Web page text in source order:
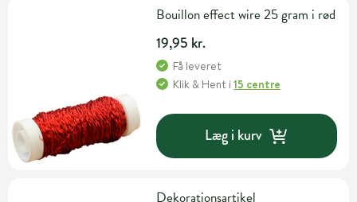
Bouillon effect wire 25 gram i rød
19,95 kr.
Få leveret
Klik & Hent i15 centre
Læg i kurv
Dekorationsartikel